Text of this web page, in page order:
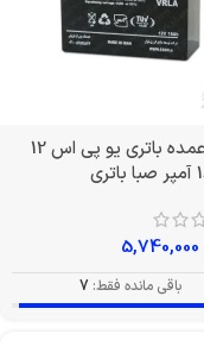
خرید عمده باتری یو پی اس 12
باقی مانده فقط: 7